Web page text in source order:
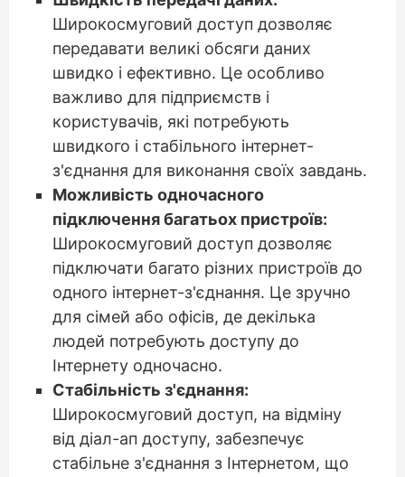
Широкосмуговий доступ дозволяє
передавати великі обсяги даних
швидко і ефективно. Це особливо
важливо для підприємств і
користувачів, які потребують
швидкого і стабільного інтернет-
з'єднання для виконання своїх завдань.
Можливість одночасного
підключення багатьох пристроїв:
Широкосмуговий доступ дозволяє
підключати багато різних пристроїв до
одного інтернет-з'єднання. Це зручно
для сімей або офісів, де декілька
людей потребують доступу до
Інтернету одночасно.
Стабільність з'єднання:
Широкосмуговий доступ, на відміну
від діал-ап доступу, забезпечує
стабільне з'єднання з Інтернетом, що